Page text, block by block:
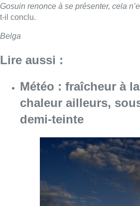
Gosuin renonce à se présenter, cela
t-il conclu.
Belga
Lire aussi :
Météo : fraîcheur à
chaleur ailleurs,
demi-teinte